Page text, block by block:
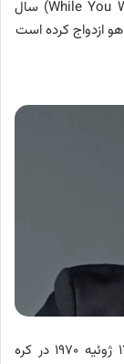
او با سریال وقتی تو خواب بودی (While You Were Sleeping) سال
جانگ هیون سونگ (Jang Hyun-sung) متولد ۱۷ ژوئیه ۱۹۷۰ در کره